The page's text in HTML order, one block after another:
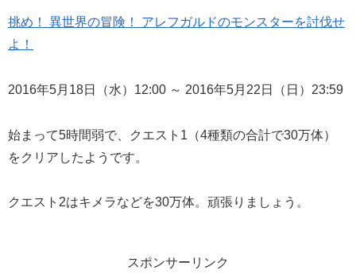
挑め！ 異世界の冒険！ アレフガルドのモンスターを討伐せ
よ！
2016年5月18日（水）12:00 ～ 2016年5月22日（日）23:59
始まって5時間弱で、クエスト1（4種類の合計で30万体）
をクリアしたようです。
クエスト2はキメラなどを30万体。頑張りましょう。
スポンサーリンク